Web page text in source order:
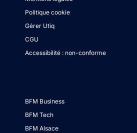
Politique cookie
Gérer Utiq
CGU
Accessibilité : non-conforme
BFM Business
BFM Tech
BFM Alsace